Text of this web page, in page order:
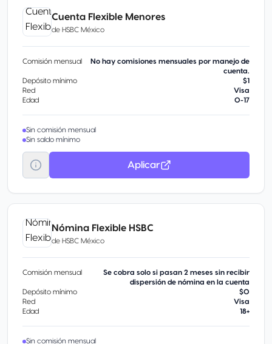
Cuenta Flexible Menores
de HSBC México
Comisión mensual
No hay comisiones mensuales por manejo de
cuenta.
Depósito mínimo
$1
Red
Visa
Edad
0-17
Sin comisión mensual
Sin saldo mínimo
Aplicar
Nómina Flexible HSBC
de HSBC México
Comisión mensual
Se cobra solo si pasan 2 meses sin recibir
dispersión de nómina en la cuenta
Depósito mínimo
$0
Red
Visa
Edad
18+
Sin comisión mensual